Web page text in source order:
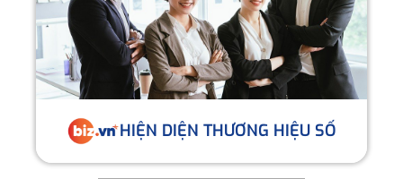
HIỆN DIỆN THƯƠNG HIỆU SỐ